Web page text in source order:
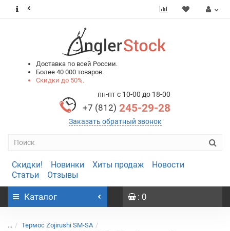
Доставка по всей России.
Более 40 000 товаров.
Скидки до 50%.
пн-пт с 10-00 до 18-00
+7 (812) 245-29-28
Заказать обратный звонок
Скидки! Новинки Хиты продаж
Новости
Статьи
Отзывы
Каталог : 0
... Термос Zojirushi SM-SA